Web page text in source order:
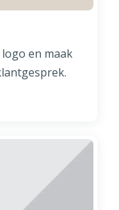
en maak